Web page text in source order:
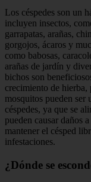
Los céspedes son un
incluyen insectos,
garrapatas, arañas,
gorgojos, ácaros y
como babosas,
arañas de jardín y
bichos son
crecimiento de
mosquitos pueden ser
céspedes, ya que se
pueden causar daños
mantener el césped
infestaciones.
¿Dónde se